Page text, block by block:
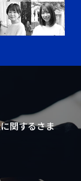
関するさま